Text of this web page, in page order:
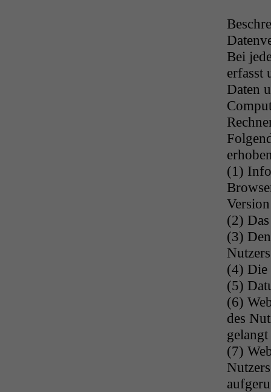
Bei
erfasst
Daten
(1)
Version
(2)
(3)
Nutzers
(4) Die
(5)
(6)
des
gelangt
(7)